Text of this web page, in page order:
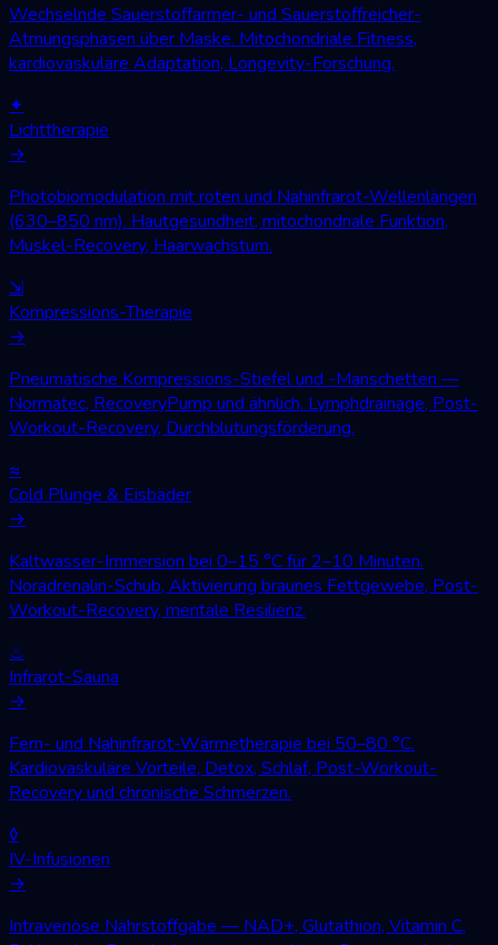
Wechselnde Sauerstoffarmer- und Sauerstoffreicher-
Atmungsphasen über Maske. Mitochondriale Fitness,
kardiovaskuläre Adaptation, Longevity-Forschung.
✦
Lichttherapie
→
Photobiomodulation mit roten und Nahinfrarot-Wellenlängen
(630–850 nm). Hautgesundheit, mitochondriale Funktion,
Muskel-Recovery, Haarwachstum.
⇲
Kompressions-Therapie
→
Pneumatische Kompressions-Stiefel und -Manschetten —
Normatec, RecoveryPump und ähnlich. Lymphdrainage, Post-
Workout-Recovery, Durchblutungsförderung.
≈
Cold Plunge & Eisbäder
→
Kaltwasser-Immersion bei 0–15 °C für 2–10 Minuten.
Noradrenalin-Schub, Aktivierung braunes Fettgewebe, Post-
Workout-Recovery, mentale Resilienz.
♨
Infrarot-Sauna
→
Fern- und Nahinfrarot-Wärmetherapie bei 50–80 °C.
Kardiovaskuläre Vorteile, Detox, Schlaf, Post-Workout-
Recovery und chronische Schmerzen.
◊
IV-Infusionen
→
Intravenöse Nährstoffgabe — NAD+, Glutathion, Vitamin C,